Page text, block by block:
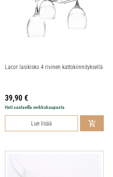
Lacor lasikisko 4 rivinen kattokiinnityksellä
39,90 €
Heti saatavilla verkkokaupasta
Lue lisää